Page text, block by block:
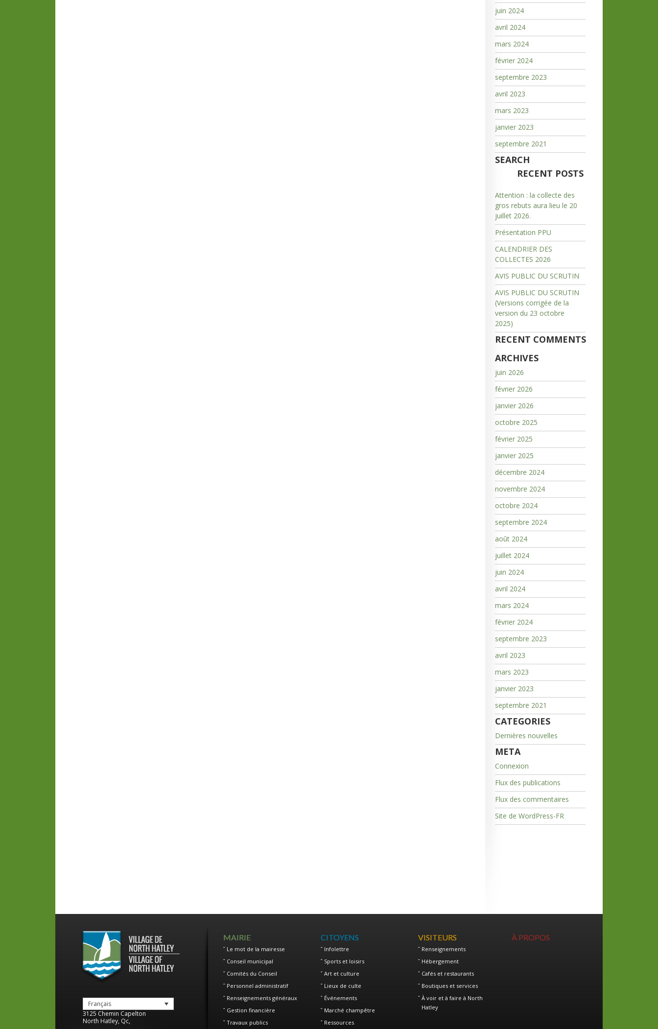
juin 2024
avril 2024
mars 2024
février 2024
septembre 2023
avril 2023
mars 2023
janvier 2023
septembre 2021
SEARCH
RECENT POSTS
Attention : la collecte des
gros rebuts aura lieu le 20
juillet 2026.
Présentation PPU
CALENDRIER DES
COLLECTES 2026
AVIS PUBLIC DU SCRUTIN
AVIS PUBLIC DU SCRUTIN
(Versions corrigée de la
version du 23 octobre
2025)
RECENT COMMENTS
ARCHIVES
juin 2026
février 2026
janvier 2026
octobre 2025
février 2025
janvier 2025
décembre 2024
novembre 2024
octobre 2024
septembre 2024
août 2024
juillet 2024
juin 2024
avril 2024
mars 2024
février 2024
septembre 2023
avril 2023
mars 2023
janvier 2023
septembre 2021
CATEGORIES
Dernières nouvelles
META
Connexion
Flux des publications
Flux des commentaires
Site de WordPress-FR
Français
3125 Chemin Capelton
North Hatley, Qc,
MAIRIE
Le mot de la mairesse
Conseil municipal
Comités du Conseil
Personnel administratif
Renseignements généraux
Gestion financière
Travaux publics
CITOYENS
Infolettre
Sports et loisirs
Art et culture
Lieux de culte
Événements
Marché champêtre
Ressources
VISITEURS
Renseignements
Hébergement
Cafés et restaurants
Boutiques et services
À voir et à faire à North
Hatley
À PROPOS